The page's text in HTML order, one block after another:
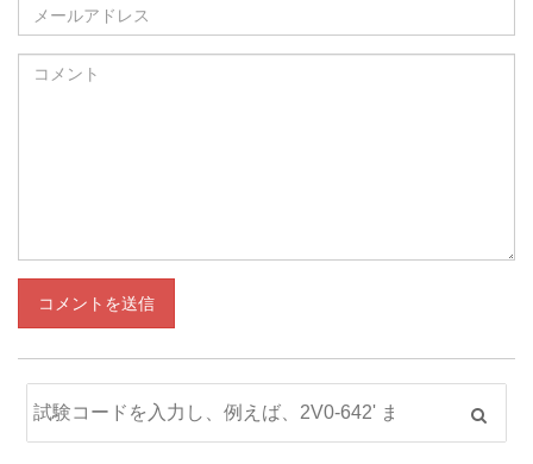
コメントを送信